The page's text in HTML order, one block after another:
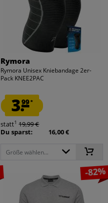
Rymora
Rymora Unisex Kniebandage 2er-
Pack KNEE2PAC
3.99*
statt1 19,99 €
Du sparst:
16,00 €
Größe wählen...
-82%